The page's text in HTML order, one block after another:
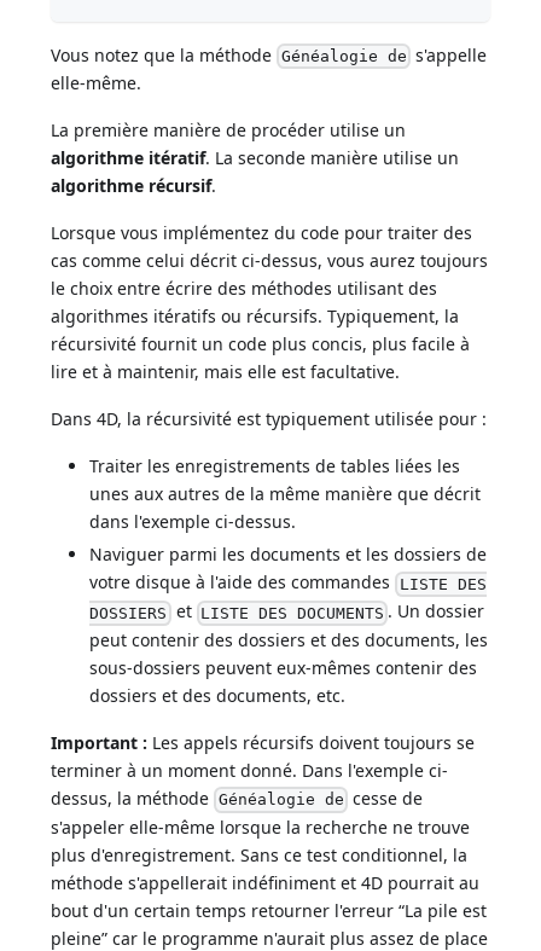
Vous notez que la méthode Généalogie de s'appelle
elle-même.
La première manière de procéder utilise un
algorithme itératif. La seconde manière utilise un
algorithme récursif.
Lorsque vous implémentez du code pour traiter des
cas comme celui décrit ci-dessus, vous aurez toujours
le choix entre écrire des méthodes utilisant des
algorithmes itératifs ou récursifs. Typiquement, la
récursivité fournit un code plus concis, plus facile à
lire et à maintenir, mais elle est facultative.
Dans 4D, la récursivité est typiquement utilisée pour :
Traiter les enregistrements de tables liées les
unes aux autres de la même manière que décrit
dans l'exemple ci-dessus.
Naviguer parmi les documents et les dossiers de
votre disque à l'aide des commandes LISTE DES
DOSSIERS et LISTE DES DOCUMENTS . Un dossier
peut contenir des dossiers et des documents, les
sous-dossiers peuvent eux-mêmes contenir des
dossiers et des documents, etc.
Important : Les appels récursifs doivent toujours se
terminer à un moment donné. Dans l'exemple ci-
dessus, la méthode Généalogie de cesse de
s'appeler elle-même lorsque la recherche ne trouve
plus d'enregistrement. Sans ce test conditionnel, la
méthode s'appellerait indéfiniment et 4D pourrait au
bout d'un certain temps retourner l'erreur “La pile est
pleine” car le programme n'aurait plus assez de place